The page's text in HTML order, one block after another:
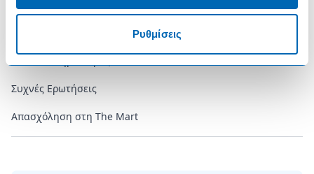
Ρυθμίσεις
Επικοινωνία
Συχνές Ερωτήσεις
Απασχόληση στη The Mart